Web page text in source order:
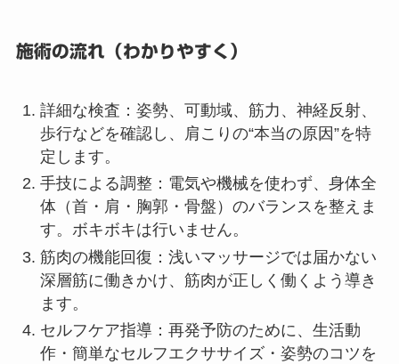
施術の流れ（わかりやすく）
詳細な検査：姿勢、可動域、筋力、神経反射、
歩行などを確認し、肩こりの“本当の原因”を特
定します。
手技による調整：電気や機械を使わず、身体全
体（首・肩・胸郭・骨盤）のバランスを整えま
す。ボキボキは行いません。
筋肉の機能回復：浅いマッサージでは届かない
深層筋に働きかけ、筋肉が正しく働くよう導き
ます。
セルフケア指導：再発予防のために、生活動
作・簡単なセルフエクササイズ・姿勢のコツを